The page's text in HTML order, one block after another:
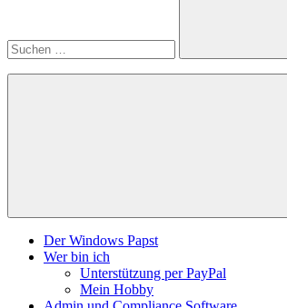
Der Windows Papst
Wer bin ich
Unterstützung per PayPal
Mein Hobby